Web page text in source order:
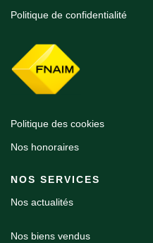
Politique de confidentialité
Politique des cookies
Nos honoraires
NOS SERVICES
Nos actualités
Nos biens vendus